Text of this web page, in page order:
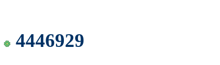
4446929